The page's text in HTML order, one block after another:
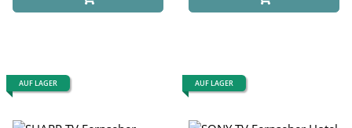
AUF LAGER AUF LAGER